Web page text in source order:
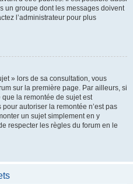
un groupe dont les messages doivent
l’administrateur pour plus
» lors de sa consultation, vous
sur la première page. Par ailleurs, si
la remontée de sujet est
autoriser la remontée n’est pas
un sujet simplement en y
respecter les règles du forum en le